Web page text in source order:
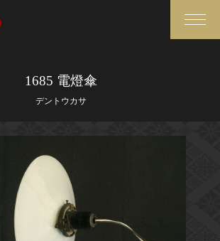
さらに詳細検索
媒体資料・関連記事等
博物館、美術館の皆さまへ
1685 電燈傘
デントウカサ